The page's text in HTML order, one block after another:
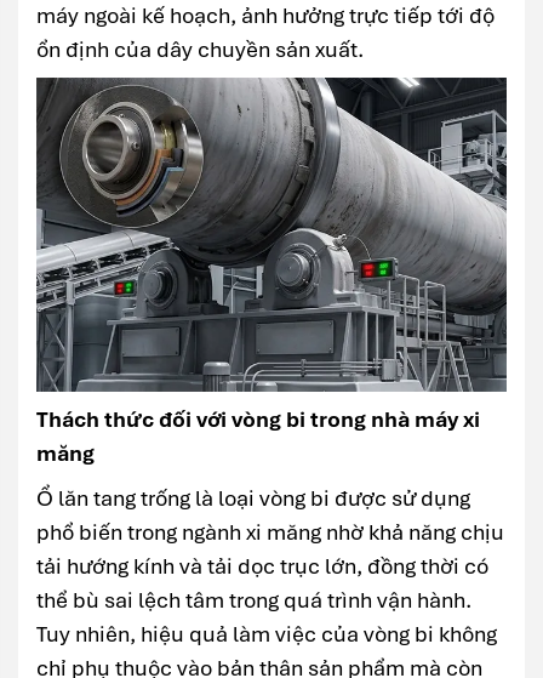
máy ngoài kế hoạch, ảnh hưởng trực tiếp tới độ
ổn định của dây chuyền sản xuất.
Thách thức đối với vòng bi trong nhà máy xi
măng
Ổ lăn tang trống là loại vòng bi được sử dụng
phổ biến trong ngành xi măng nhờ khả năng chịu
tải hướng kính và tải dọc trục lớn, đồng thời có
thể bù sai lệch tâm trong quá trình vận hành.
Tuy nhiên, hiệu quả làm việc của vòng bi không
chỉ phụ thuộc vào bản thân sản phẩm mà còn